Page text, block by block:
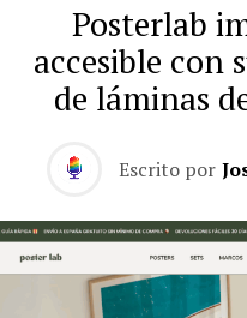
Posterlab
accesible con
de láminas
Escrito por